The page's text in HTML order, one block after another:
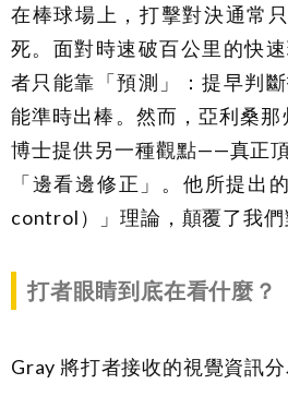
在棒球場上，打擊對決通常
死。面對時速破百公里的快
者只能靠「預測」：提早判
能準時出棒。然而，亞利桑
博士提供另一種觀點——真正
「邊看邊修正」。他所提出
control）」理論，顛覆了我們
打者眼睛到底在看什麼？
Gray 將打者接收的視覺資訊分